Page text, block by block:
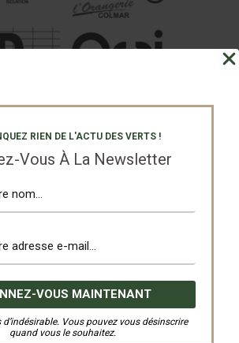
RIEN DE L'ACTU DES VERTS !
Vous À La Newsletter
d’indésirable. Vous pouvez vous désinscrire
quand vous le souhaitez.